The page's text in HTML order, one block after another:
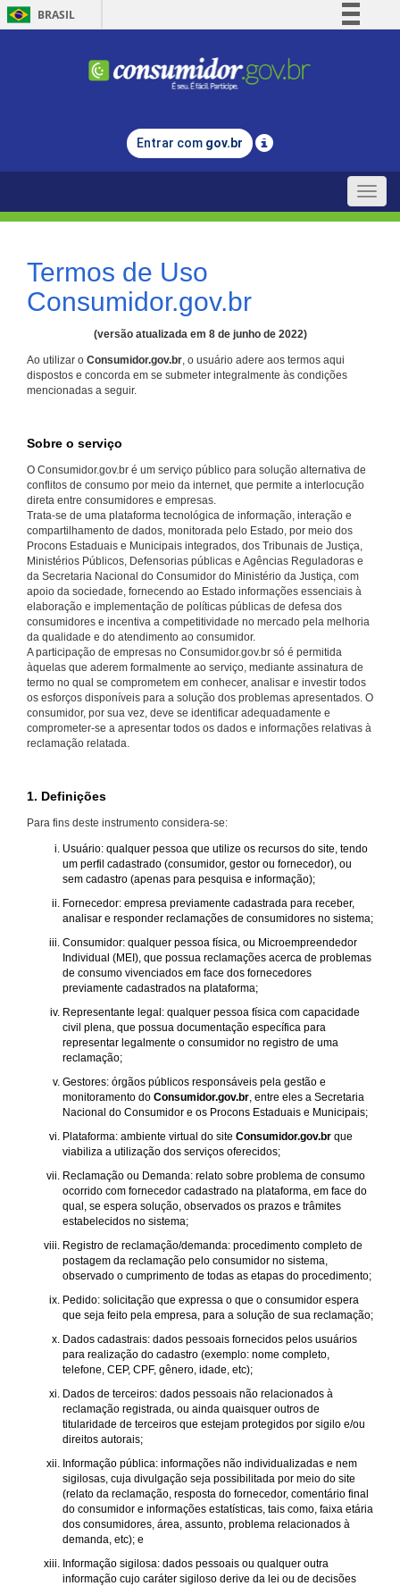
BRASIL
Comunica BR
Legislação
Entrar com gov.br
Toggle
Termos de Uso
Consumidor.gov.br
(versão atualizada em 8 de junho de 2022)
Ao utilizar o Consumidor.gov.br, o usuário adere aos termos aqui
dispostos e concorda em se submeter integralmente às condições
mencionadas a seguir.
Sobre o serviço
O Consumidor.gov.br é um serviço público para solução alternativa de
conflitos de consumo por meio da internet, que permite a interlocução
direta entre consumidores e empresas.
Trata-se de uma plataforma tecnológica de informação, interação e
compartilhamento de dados, monitorada pelo Estado, por meio dos
Procons Estaduais e Municipais integrados, dos Tribunais de Justiça,
Ministérios Públicos, Defensorias públicas e Agências Reguladoras e
da Secretaria Nacional do Consumidor do Ministério da Justiça, com
apoio da sociedade, fornecendo ao Estado informações essenciais à
elaboração e implementação de políticas públicas de defesa dos
consumidores e incentiva a competitividade no mercado pela melhoria
da qualidade e do atendimento ao consumidor.
A participação de empresas no Consumidor.gov.br só é permitida
àquelas que aderem formalmente ao serviço, mediante assinatura de
termo no qual se comprometem em conhecer, analisar e investir todos
os esforços disponíveis para a solução dos problemas apresentados. O
consumidor, por sua vez, deve se identificar adequadamente e
comprometer-se a apresentar todos os dados e informações relativas à
reclamação relatada.
1. Definições
Para fins deste instrumento considera-se:
Usuário: qualquer pessoa que utilize os recursos do site, tendo
um perfil cadastrado (consumidor, gestor ou fornecedor), ou
sem cadastro (apenas para pesquisa e informação);
Fornecedor: empresa previamente cadastrada para receber,
analisar e responder reclamações de consumidores no sistema;
Consumidor: qualquer pessoa física, ou Microempreendedor
Individual (MEI), que possua reclamações acerca de problemas
de consumo vivenciados em face dos fornecedores
previamente cadastrados na plataforma;
Representante legal: qualquer pessoa física com capacidade
civil plena, que possua documentação específica para
representar legalmente o consumidor no registro de uma
reclamação;
Gestores: órgãos públicos responsáveis pela gestão e
monitoramento do Consumidor.gov.br, entre eles a Secretaria
Nacional do Consumidor e os Procons Estaduais e Municipais;
Plataforma: ambiente virtual do site Consumidor.gov.br que
viabiliza a utilização dos serviços oferecidos;
Reclamação ou Demanda: relato sobre problema de consumo
ocorrido com fornecedor cadastrado na plataforma, em face do
qual, se espera solução, observados os prazos e trâmites
estabelecidos no sistema;
Registro de reclamação/demanda: procedimento completo de
postagem da reclamação pelo consumidor no sistema,
observado o cumprimento de todas as etapas do procedimento;
Pedido: solicitação que expressa o que o consumidor espera
que seja feito pela empresa, para a solução de sua reclamação;
Dados cadastrais: dados pessoais fornecidos pelos usuários
para realização do cadastro (exemplo: nome completo,
telefone, CEP, CPF, gênero, idade, etc);
Dados de terceiros: dados pessoais não relacionados à
reclamação registrada, ou ainda quaisquer outros de
titularidade de terceiros que estejam protegidos por sigilo e/ou
direitos autorais;
Informação pública: informações não individualizadas e nem
sigilosas, cuja divulgação seja possibilitada por meio do site
(relato da reclamação, resposta do fornecedor, comentário final
do consumidor e informações estatísticas, tais como, faixa etária
dos consumidores, área, assunto, problema relacionados à
demanda, etc); e
Informação sigilosa: dados pessoais ou qualquer outra
informação cujo caráter sigiloso derive da lei ou de decisões